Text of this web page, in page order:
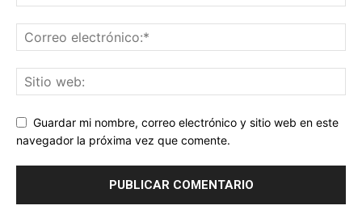
Guardar mi nombre, correo electrónico y sitio web en este
navegador la próxima vez que comente.